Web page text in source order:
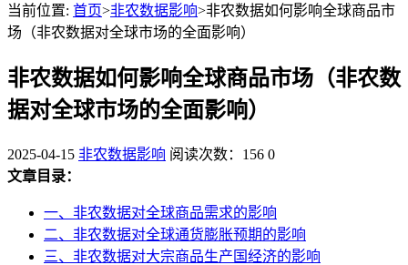
当前位置: 首页>非农数据影响>非农数据如何影响全球商品市
场（非农数据对全球市场的全面影响）
非农数据如何影响全球商品市场（非农数
据对全球市场的全面影响）
2025-04-15 非农数据影响 阅读次数：156 0
文章目录：
一、非农数据对全球商品需求的影响
二、非农数据对全球通货膨胀预期的影响
三、非农数据对大宗商品生产国经济的影响